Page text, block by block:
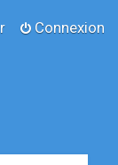
Connexion